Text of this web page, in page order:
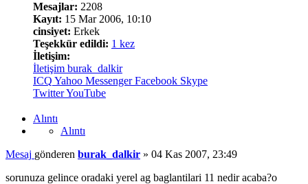
Mesajlar: 2208
Kayıt: 15 Mar 2006, 10:10
cinsiyet: Erkek
Teşekkür edildi: 1 kez
İletişim:
İletişim burak_dalkir
ICQ Yahoo Messenger Facebook Skype
TwitterYouTube
Alıntı
Alıntı
Mesaj gönderen burak_dalkir » 04 Kas 2007, 23:49
sorunuza gelince oradaki yerel ag baglantilari 11 nedir acaba?o